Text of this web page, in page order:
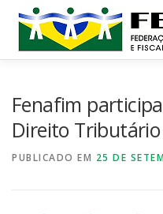
para
conteúdo
Fenafim
Direito Tributário
PUBLICADO EM 25 DE